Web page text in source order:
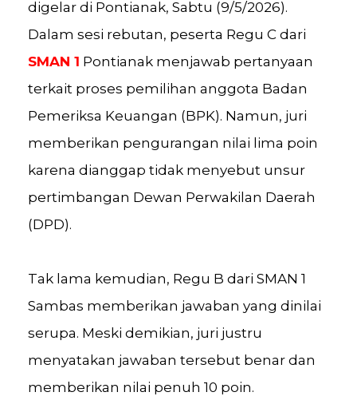
digelar di Pontianak, Sabtu (9/5/2026).
Dalam sesi rebutan, peserta Regu C dari
SMAN 1 Pontianak menjawab pertanyaan
terkait proses pemilihan anggota Badan
Pemeriksa Keuangan (BPK). Namun, juri
memberikan pengurangan nilai lima poin
karena dianggap tidak menyebut unsur
pertimbangan Dewan Perwakilan Daerah
(DPD).
Tak lama kemudian, Regu B dari SMAN 1
Sambas memberikan jawaban yang dinilai
serupa. Meski demikian, juri justru
menyatakan jawaban tersebut benar dan
memberikan nilai penuh 10 poin.